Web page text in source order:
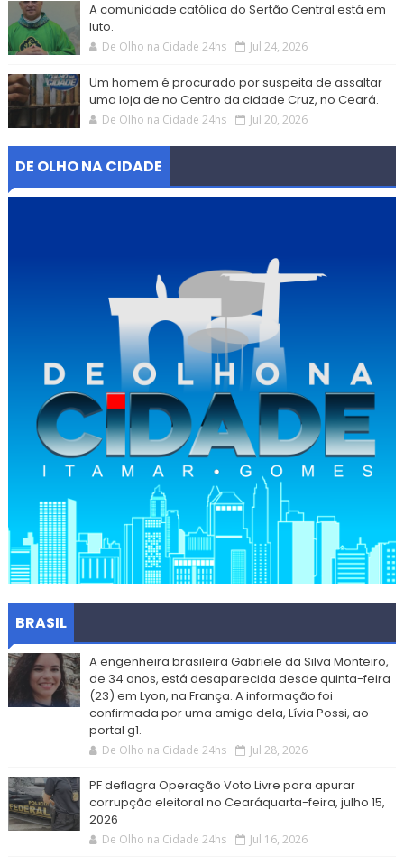
A comunidade católica do Sertão Central está em
luto.
De Olho na Cidade 24hs Jul 24, 2026
Um homem é procurado por suspeita de assaltar
uma loja de no Centro da cidade Cruz, no Ceará.
De Olho na Cidade 24hs Jul 20, 2026
DE OLHO NA CIDADE
BRASIL
A engenheira brasileira Gabriele da Silva Monteiro,
de 34 anos, está desaparecida desde quinta-feira
(23) em Lyon, na França. A informação foi
confirmada por uma amiga dela, Lívia Possi, ao
portal g1.
De Olho na Cidade 24hs Jul 28, 2026
PF deflagra Operação Voto Livre para apurar
corrupção eleitoral no Cearáquarta-feira, julho 15,
2026
De Olho na Cidade 24hs Jul 16, 2026